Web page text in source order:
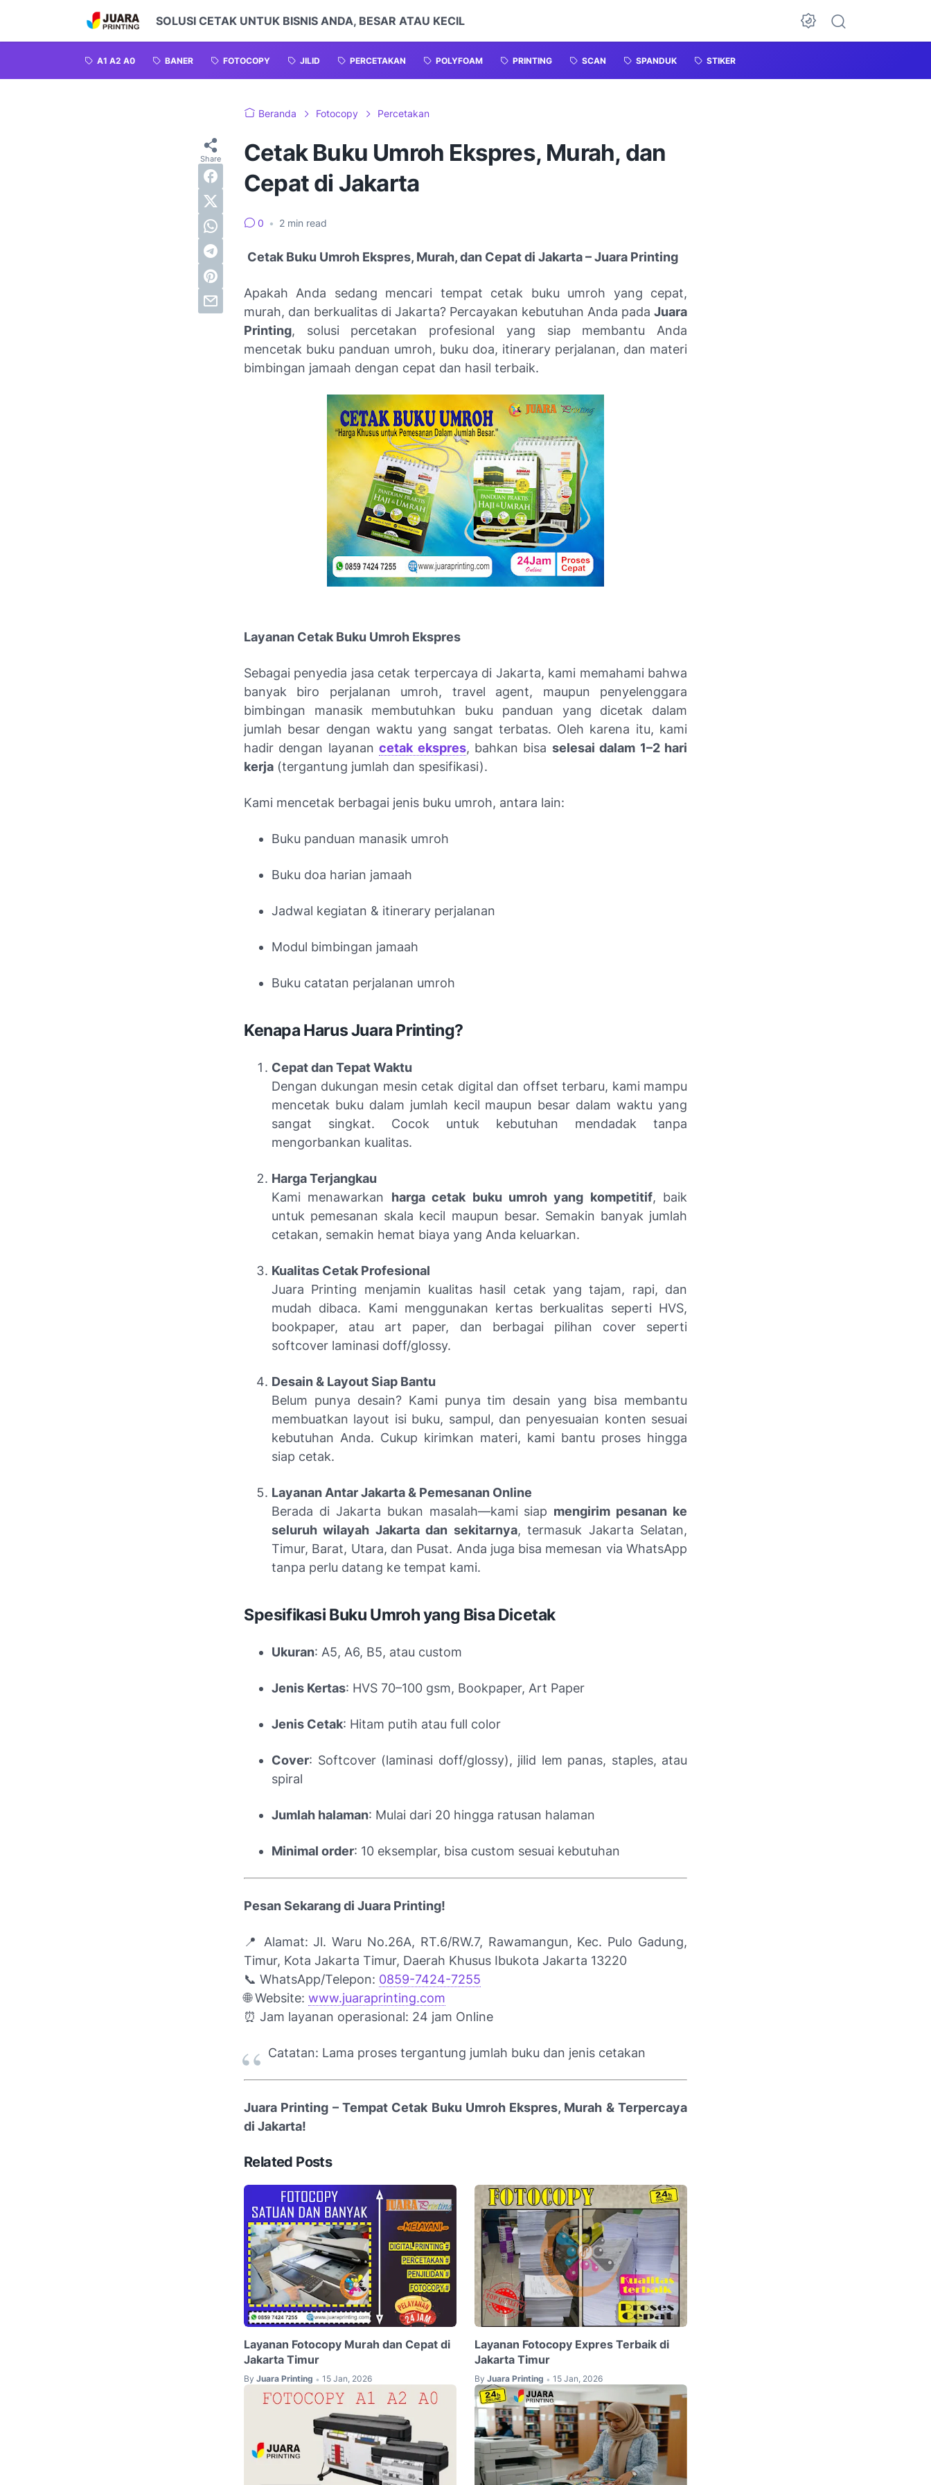
SOLUSI CETAK UNTUK BISNIS ANDA, BESAR ATAU KECIL
A1 A2 A0 BANER FOTOCOPY JILID PERCETAKAN POLYFOAM PRINTING SCAN SPANDUK STIKER
Beranda Fotocopy Percetakan
Cetak Buku Umroh Ekspres, Murah, dan
Cepat di Jakarta
0 • 2 min read
Cetak Buku Umroh Ekspres, Murah, dan Cepat di Jakarta – Juara Printing
Apakah Anda sedang mencari tempat cetak buku umroh yang cepat,
murah, dan berkualitas di Jakarta? Percayakan kebutuhan Anda pada Juara
Printing, solusi percetakan profesional yang siap membantu Anda
mencetak buku panduan umroh, buku doa, itinerary perjalanan, dan materi
bimbingan jamaah dengan cepat dan hasil terbaik.
Layanan Cetak Buku Umroh Ekspres
Sebagai penyedia jasa cetak terpercaya di Jakarta, kami memahami bahwa
banyak biro perjalanan umroh, travel agent, maupun penyelenggara
bimbingan manasik membutuhkan buku panduan yang dicetak dalam
jumlah besar dengan waktu yang sangat terbatas. Oleh karena itu, kami
hadir dengan layanancetak ekspres, bahkan bisa selesai dalam 1–2 hari
kerja (tergantung jumlah dan spesifikasi).
Kami mencetak berbagai jenis buku umroh, antara lain:
Buku panduan manasik umroh
Buku doa harian jamaah
Jadwal kegiatan & itinerary perjalanan
Modul bimbingan jamaah
Buku catatan perjalanan umroh
Kenapa Harus Juara Printing?
Cepat dan Tepat Waktu
Dengan dukungan mesin cetak digital dan offset terbaru, kami mampu
mencetak buku dalam jumlah kecil maupun besar dalam waktu yang
sangat singkat. Cocok untuk kebutuhan mendadak tanpa
mengorbankan kualitas.
Harga Terjangkau
Kami menawarkan harga cetak buku umroh yang kompetitif, baik
untuk pemesanan skala kecil maupun besar. Semakin banyak jumlah
cetakan, semakin hemat biaya yang Anda keluarkan.
Kualitas Cetak Profesional
Juara Printing menjamin kualitas hasil cetak yang tajam, rapi, dan
mudah dibaca. Kami menggunakan kertas berkualitas seperti HVS,
bookpaper, atau art paper, dan berbagai pilihan cover seperti
softcover laminasi doff/glossy.
Desain & Layout Siap Bantu
Belum punya desain? Kami punya tim desain yang bisa membantu
membuatkan layout isi buku, sampul, dan penyesuaian konten sesuai
kebutuhan Anda. Cukup kirimkan materi, kami bantu proses hingga
siap cetak.
Layanan Antar Jakarta & Pemesanan Online
Berada di Jakarta bukan masalah—kami siap mengirim pesanan ke
seluruh wilayah Jakarta dan sekitarnya, termasuk Jakarta Selatan,
Timur, Barat, Utara, dan Pusat. Anda juga bisa memesan via WhatsApp
tanpa perlu datang ke tempat kami.
Spesifikasi Buku Umroh yang Bisa Dicetak
Ukuran: A5, A6, B5, atau custom
Jenis Kertas: HVS 70–100 gsm, Bookpaper, Art Paper
Jenis Cetak: Hitam putih atau full color
Cover: Softcover (laminasi doff/glossy), jilid lem panas, staples, atau
spiral
Jumlah halaman: Mulai dari 20 hingga ratusan halaman
Minimal order: 10 eksemplar, bisa custom sesuai kebutuhan
Pesan Sekarang di Juara Printing!
📍 Alamat:Jl. Waru No.26A, RT.6/RW.7, Rawamangun, Kec. Pulo Gadung,
Timur, Kota Jakarta Timur, Daerah Khusus Ibukota Jakarta 13220
📞 WhatsApp/Telepon: 0859-7424-7255
🌐 Website: www.juaraprinting.com
⏰ Jam layanan operasional: 24 jam Online
Catatan: Lama proses tergantung jumlah buku dan jenis cetakan
Juara Printing – Tempat Cetak Buku Umroh Ekspres, Murah & Terpercaya
di Jakarta!
Related Posts
Layanan Fotocopy Murah dan Cepat di
Jakarta Timur
By Juara Printing • 15 Jan, 2026
Layanan Fotocopy Expres Terbaik di
Jakarta Timur
By Juara Printing • 15 Jan, 2026